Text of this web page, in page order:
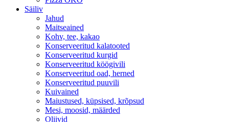
Säiliv
Jahud
Maitseained
Kohv, tee, kakao
Konserveeritud kalatooted
Konserveeritud kurgid
Konserveeritud köögivili
Konserveeritud oad, herned
Konserveeritud puuvili
Kuivained
Maiustused, küpsised, krõpsud
Mesi, moosid, määrded
Oliivid